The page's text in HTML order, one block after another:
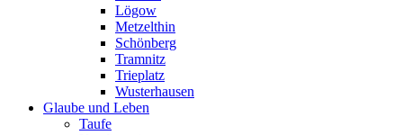
Lögow
Metzelthin
Schönberg
Tramnitz
Trieplatz
Wusterhausen
Glaube und Leben
Taufe